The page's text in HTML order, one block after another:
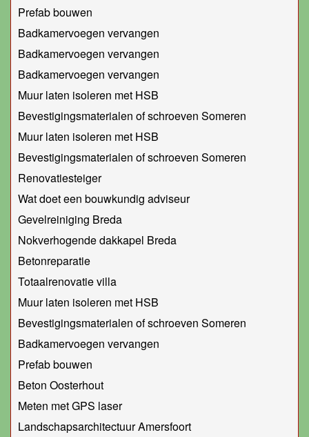
Prefab bouwen
Badkamervoegen vervangen
Badkamervoegen vervangen
Badkamervoegen vervangen
Muur laten isoleren met HSB
Bevestigingsmaterialen of schroeven Someren
Muur laten isoleren met HSB
Bevestigingsmaterialen of schroeven Someren
Renovatiesteiger
Wat doet een bouwkundig adviseur
Gevelreiniging Breda
Nokverhogende dakkapel Breda
Betonreparatie
Totaalrenovatie villa
Muur laten isoleren met HSB
Bevestigingsmaterialen of schroeven Someren
Badkamervoegen vervangen
Prefab bouwen
Beton Oosterhout
Meten met GPS laser
Landschapsarchitectuur Amersfoort